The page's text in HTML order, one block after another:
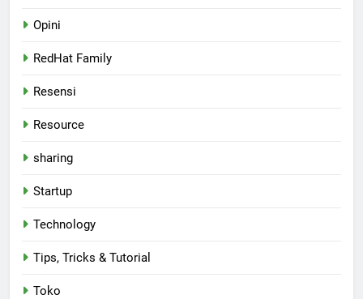
Opini
RedHat Family
Resensi
Resource
sharing
Startup
Technology
Tips, Tricks & Tutorial
Toko